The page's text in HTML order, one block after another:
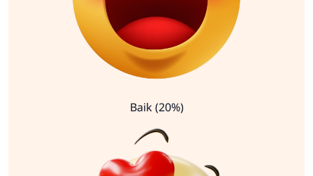
Baik (20%)